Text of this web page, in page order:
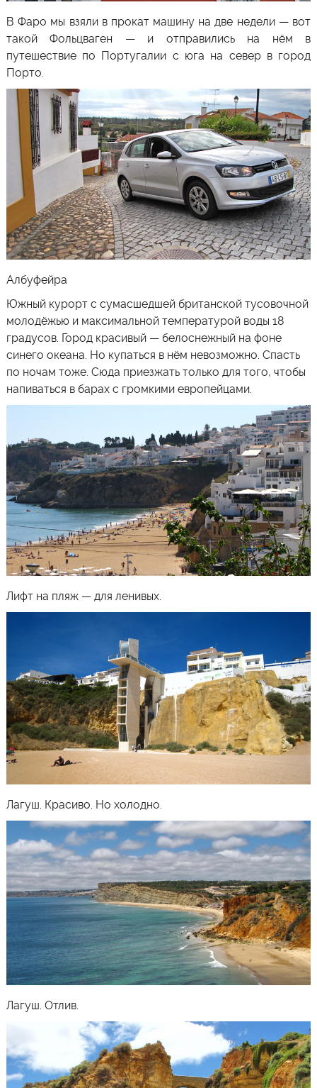
В Фаро мы взяли в прокат машину на две недели — вот
такой Фольцваген — и отправились на нём в
путешествие по Португалии с юга на север в город
Порто
Албуфейра
Южный курорт с сумасшедшей британской тусовочной
молодёжью и максимальной температурой воды 18
градусов. Город красивый — белоснежный на фоне
синего океана. Но купаться в нём невозможно. Спасть
по ночам тоже. Сюда приезжать только для того, чтобы
напиваться в барах с громкими европейцами.
Лифт на пляж — для ленивых.
Лагуш . Красиво. Но холодно.
Лагуш. Отлив.